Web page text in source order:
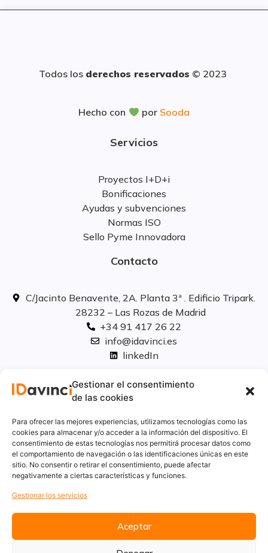
Gestionar el consentimiento
de las cookies
Para ofrecer las mejores experiencias, utilizamos tecnologías como las
cookies para almacenar y/o acceder a la información del dispositivo. El
consentimiento de estas tecnologías nos permitirá procesar datos como
el comportamiento de navegación o las identificaciones únicas en este
sitio. No consentir o retirar el consentimiento, puede afectar
negativamente a ciertas características y funciones.
Gestionar los servicios
Aceptar
Todos los derechos reservados © 2023
Hecho con por Sooda
Servicios
Proyectos I+D+i
Bonificaciones
Ayudas y subvenciones
Normas ISO
Sello Pyme Innovadora
Contacto
C/Jacinto Benavente, 2A. Planta 3ª . Edificio Tripark.
28232 – Las Rozas de Madrid
+34 91 417 26 22
info@idavinci.es
linkedIn
Políticas legales
Aviso Legal
Privacidad
Cookies
Innovación
Calidad y medio ambiente